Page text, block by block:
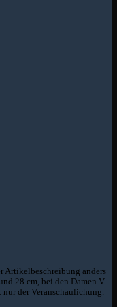
Artikelbeschreibung anders
28 cm, bei den Damen V-
der Veranschaulichung.